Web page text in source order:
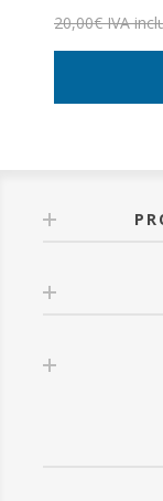
20,00€ IVA